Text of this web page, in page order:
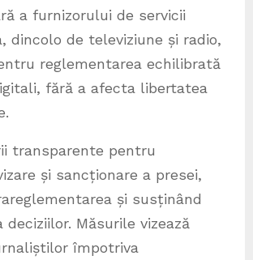
a furnizorului de servicii
dincolo de televiziune și radio,
reglementarea echilibrată
fără a afecta libertatea
transparente pentru
și sancționare a presei,
și susținând
deciziilor. Măsurile vizează
împotriva